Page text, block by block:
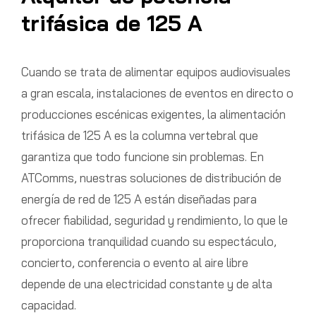
trifásica de 125 A
Cuando se trata de alimentar equipos audiovisuales
a gran escala, instalaciones de eventos en directo o
producciones escénicas exigentes, la alimentación
trifásica de 125 A es la columna vertebral que
garantiza que todo funcione sin problemas. En
ATComms, nuestras soluciones de distribución de
energía de red de 125 A están diseñadas para
ofrecer fiabilidad, seguridad y rendimiento, lo que le
proporciona tranquilidad cuando su espectáculo,
concierto, conferencia o evento al aire libre
depende de una electricidad constante y de alta
capacidad.